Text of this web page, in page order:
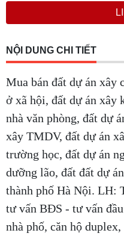
NỘI DUNG CHI TIẾT
Mua bán đất dự án xây
ở xã hội, đất dự án xây
nhà văn phòng, đất dự
xây TMDV, đất dự án
trường học, đất dự án
dưỡng lão, đất đất dự
thành phố Hà Nội. LH:
tư vấn BĐS - tư vấn
nhà phố, căn hộ